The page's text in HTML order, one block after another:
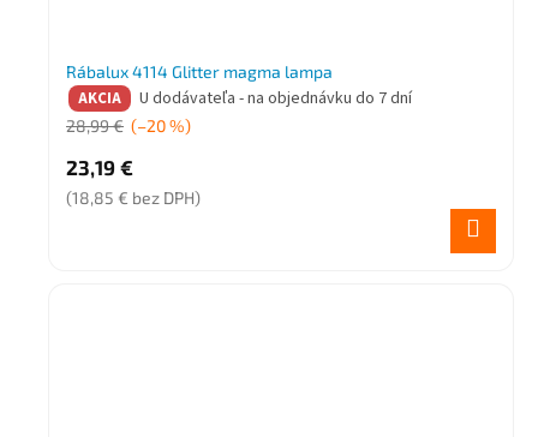
Rábalux 4114 Glitter magma lampa
AKCIA U dodávateľa - na objednávku do 7 dní
28,99 € (–20 %)
23,19 €
(18,85 € bez DPH)